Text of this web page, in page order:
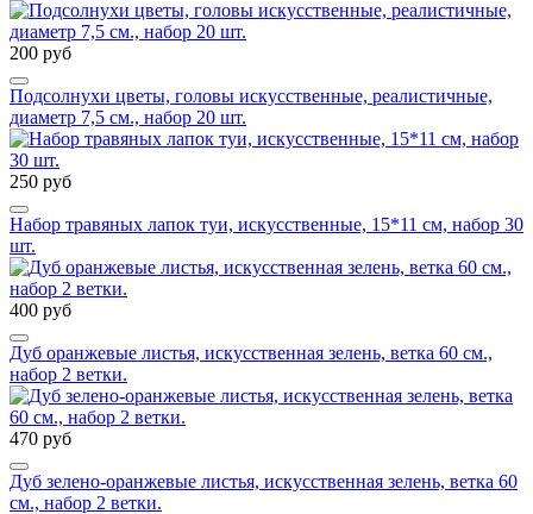
200 руб
Подсолнухи цветы, головы искусственные, реалистичные,
диаметр 7,5 см., набор 20 шт.
250 руб
Набор травяных лапок туи, искусственные, 15*11 см, набор 30
шт.
400 руб
Дуб оранжевые листья, искусственная зелень, ветка 60 см.,
набор 2 ветки.
470 руб
Дуб зелено-оранжевые листья, искусственная зелень, ветка 60
см., набор 2 ветки.